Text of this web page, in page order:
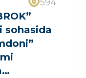
594
sohasida